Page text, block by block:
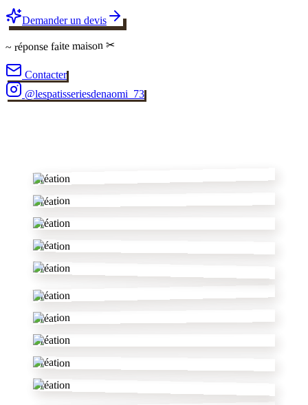
Demander un devis
~ réponsefaite maison ✂
Contacter
@lespatisseriesdenaomi_73
Création
Création
Création
Création
Création
Création
Création
Création
Création
Création